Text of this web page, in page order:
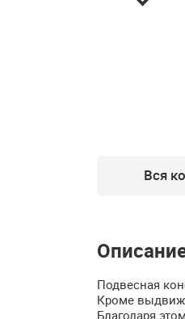
Вся
Подвесная
Кроме
Благодаря